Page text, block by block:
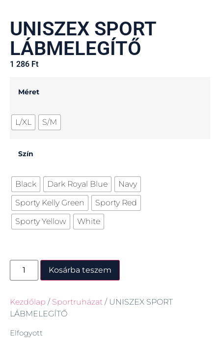
UNISZEX SPORT
LÁBMELEGÍTŐ
1 286 Ft
Méret
L/XL S/M
Szín
Black Dark Royal Blue
Navy
Sporty Kelly Green
Sporty Red
Sporty Yellow
White
Kosárba teszem
Kezdőlap / Sportruházat / UNISZEX SPORT
LÁBMELEGÍTŐ
Elfogyott